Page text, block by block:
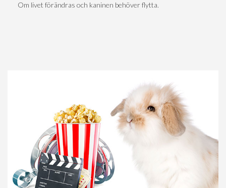
Om livet förändras och kaninen behöver flytta.